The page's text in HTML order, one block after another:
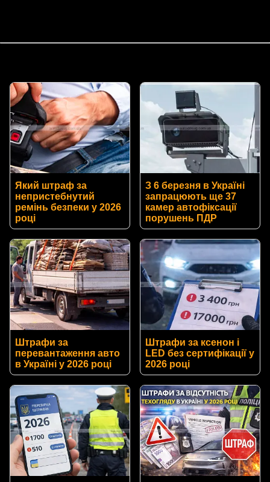
Який штраф за
непристебнутий
ремінь безпеки у 2026
році
З 6 березня в Україні
запрацюють ще 37
камер автофіксації
порушень ПДР
Штрафи за
перевантаження авто
в Україні у 2026 році
Штрафи за ксенон і
LED без сертифікації у
2026 році